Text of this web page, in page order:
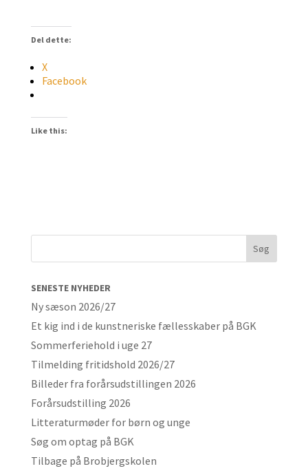
Del dette:
X
Facebook
Like this:
SENESTE NYHEDER
Ny sæson 2026/27
Et kig ind i de kunstneriske fællesskaber på BGK
Sommerferiehold i uge 27
Tilmelding fritidshold 2026/27
Billeder fra forårsudstillingen 2026
Forårsudstilling 2026
Litteraturmøder for børn og unge
Søg om optag på BGK
Tilbage på Brobjergskolen